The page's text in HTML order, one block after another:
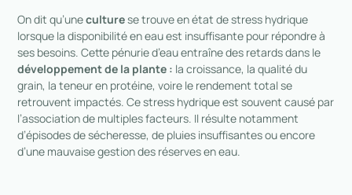
On dit qu’uneculturese trouve en état de stress hydrique
lorsque la disponibilité en eau est insuffisante pour répondre à
ses besoins. Cette pénurie d’eau entraînedes retards dans le
développement de la plante : la croissance, la qualité du
grain, la teneur en protéine, voire le rendement total se
retrouvent impactés. Ce stress hydrique est souvent causé par
l’association de multiples facteurs. Il résulte notamment
d’épisodes de sécheresse, de pluies insuffisantes ou encore
d’une mauvaise gestion des réserves en eau.